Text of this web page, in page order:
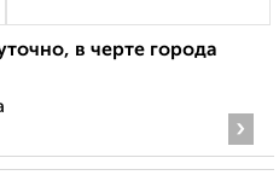
в черте города
›